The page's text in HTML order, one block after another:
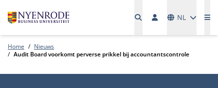
NL
Home
Nieuws
Audit Board voorkomt perverse prikkel bij accountantscontrole